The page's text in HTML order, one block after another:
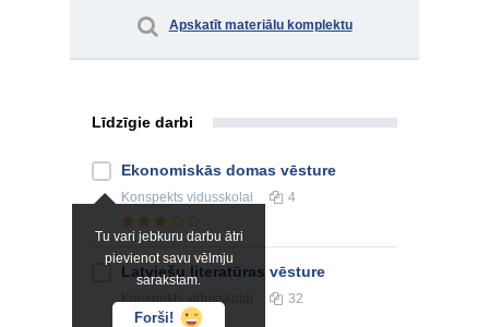
Apskatīt materiālu komplektu
Līdzīgie darbi
Tu vari jebkuru darbu ātri
pievienot savu vēlmju
sarakstam.
Forši!
Ekonomiskās domas vēsture
Konspekts vidusskolai 4
Latviešu literatūras vēsture
Konspektsvidusskolai 32